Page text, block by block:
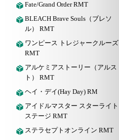
Fate/Grand Order RMT
BLEACH Brave Souls（ブレソ
ル） RMT
ワンピース トレジャークルーズ
RMT
アルケミアストーリー（アルス
ト） RMT
ヘイ・デイ(Hay Day) RM
アイドルマスター スターライト
ステージ RMT
ステラセプトオンライン RMT